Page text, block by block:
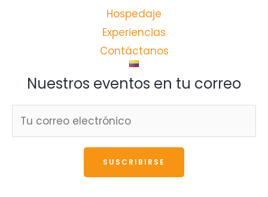
Hospedaje
Experiencias
Contáctanos
Nuestros eventos en tu correo